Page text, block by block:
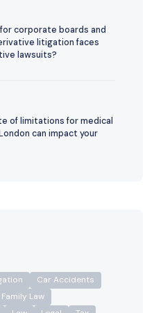
corporate boards and
litigation faces
lawsuits?
of limitations for medical
can impact your
Car Accidents
Family Law